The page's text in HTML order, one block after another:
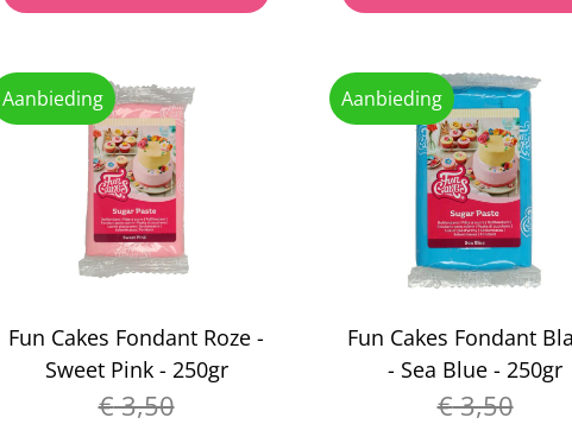
Aanbieding
Fun Cakes Fondant Roze -
Sweet Pink - 250gr
€3,50
Aanbieding
Fun Cakes Fondant
- Sea Blue - 250gr
€3,50